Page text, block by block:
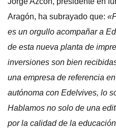
Aragón, ha subrayado que:
es un orgullo acompañar a
de esta nueva planta de
inversiones son bien
una empresa de referencia
autónoma con Edelvives, lo
Hablamos no solo de una
por la calidad de la